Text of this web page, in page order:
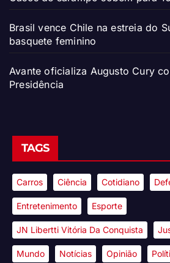
Brasil vence Chile na estreia do
basquete feminino
Avante oficializa Augusto Cury
Presidência
TAGS
Carros Ciência Cotidiano
Entretenimento Esporte
JN Libertti Vitória Da Conquista
Mundo Notícias Opinião